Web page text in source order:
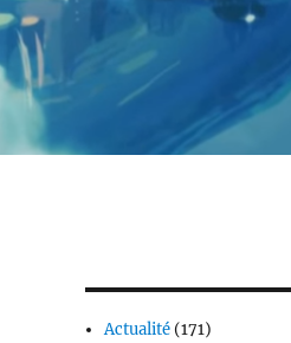
Actualité (171)